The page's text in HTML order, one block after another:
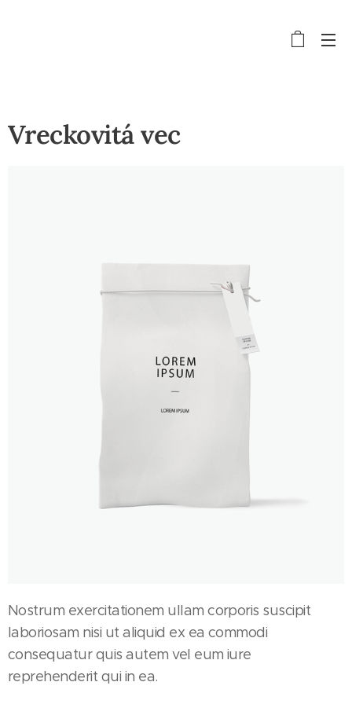
Vreckovitá vec
Nostrum exercitationem ullam corporis suscipit
laboriosam nisi ut aliquid ex ea commodi
consequatur quis autem vel eum iure
reprehenderit qui in ea.